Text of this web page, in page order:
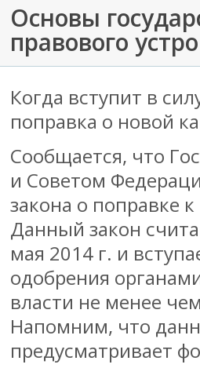
Основы
правового
Когда вступит в
поправка о новой
Сообщается, что
и Советом
закона о поправке
Данный закон
мая 2014 г. и
одобрения
власти не менее
Напомним, что
предусматривает